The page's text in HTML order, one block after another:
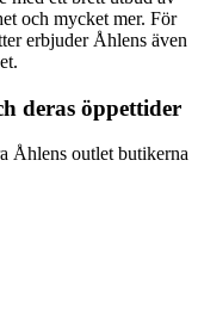
och mycket mer. För
erbjuder Åhlens även
deras öppettider
Åhlens outlet butikerna